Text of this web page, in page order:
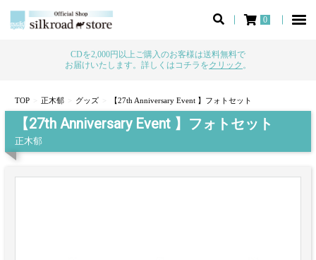
0
CDを2,000円以上ご購入のお客様は送料無料で
お届けいたします。詳しくはコチラをクリック 。
TOP 正木郁 グッズ 【27th Anniversary Event 】フォトセット
【27th Anniversary Event 】フォトセット
正木郁